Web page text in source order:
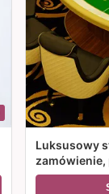
Luksusowy
w kasynie.